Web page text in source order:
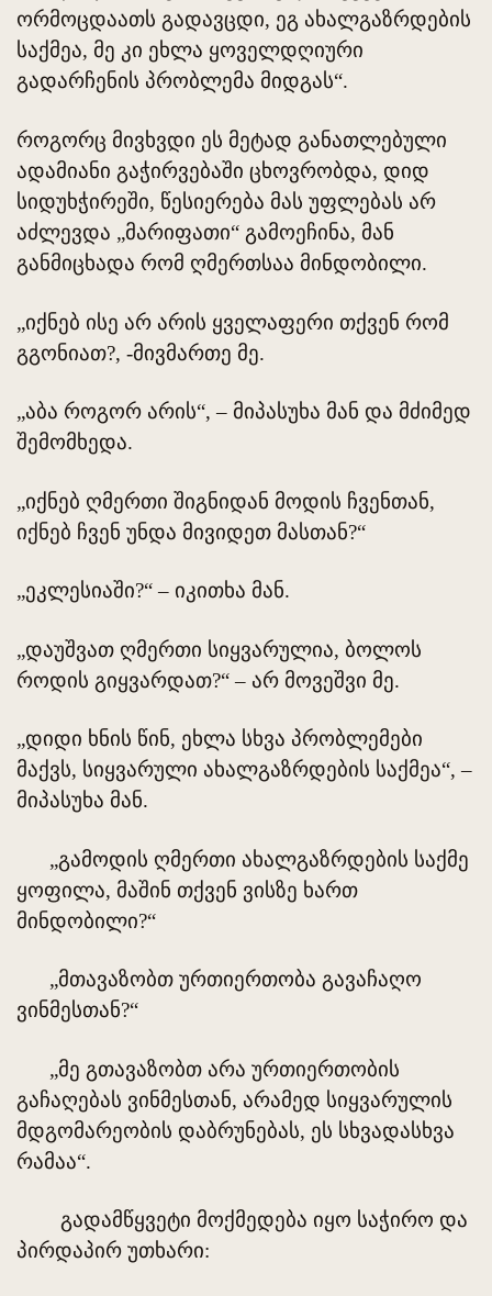
ორმოცდაათს გადავცდი, ეგ ახალგაზრდების
საქმეა, მე კი ეხლა ყოველდღიური
გადარჩენის პრობლემა მიდგას“.
როგორც მივხვდი ეს მეტად განათლებული
ადამიანი გაჭირვებაში ცხოვრობდა, დიდ
სიდუხჭირეში, წესიერება მას უფლებას არ
აძლევდა „მარიფათი“ გამოეჩინა, მან
განმიცხადა რომ ღმერთსაა მინდობილი.
„იქნებ ისე არ არის ყველაფერი თქვენ რომ
გგონიათ?, -მივმართე მე.
„აბა როგორ არის“, – მიპასუხა მან და მძიმედ
შემომხედა.
„იქნებ ღმერთი შიგნიდან მოდის ჩვენთან,
იქნებ ჩვენ უნდა მივიდეთ მასთან?“
„ეკლესიაში?“ – იკითხა მან.
„დაუშვათ ღმერთი სიყვარულია, ბოლოს
როდის გიყვარდათ?“ – არ მოვეშვი მე.
„დიდი ხნის წინ, ეხლა სხვა პრობლემები
მაქვს, სიყვარული ახალგაზრდების საქმეა“, –
მიპასუხა მან.
„გამოდის ღმერთი ახალგაზრდების საქმე
ყოფილა, მაშინ თქვენ ვისზე ხართ
მინდობილი?“
„მთავაზობთ ურთიერთობა გავაჩაღო
ვინმესთან?“
„მე გთავაზობთ არა ურთიერთობის
გაჩაღებას ვინმესთან, არამედ სიყვარულის
მდგომარეობის დაბრუნებას, ეს სხვადასხვა
რამაა“.
გადამწყვეტი მოქმედება იყო საჭირო და
პირდაპირ უთხარი: